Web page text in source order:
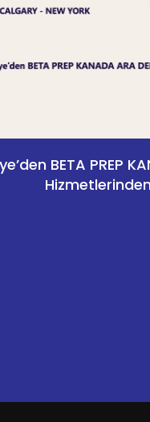
BETA PREP